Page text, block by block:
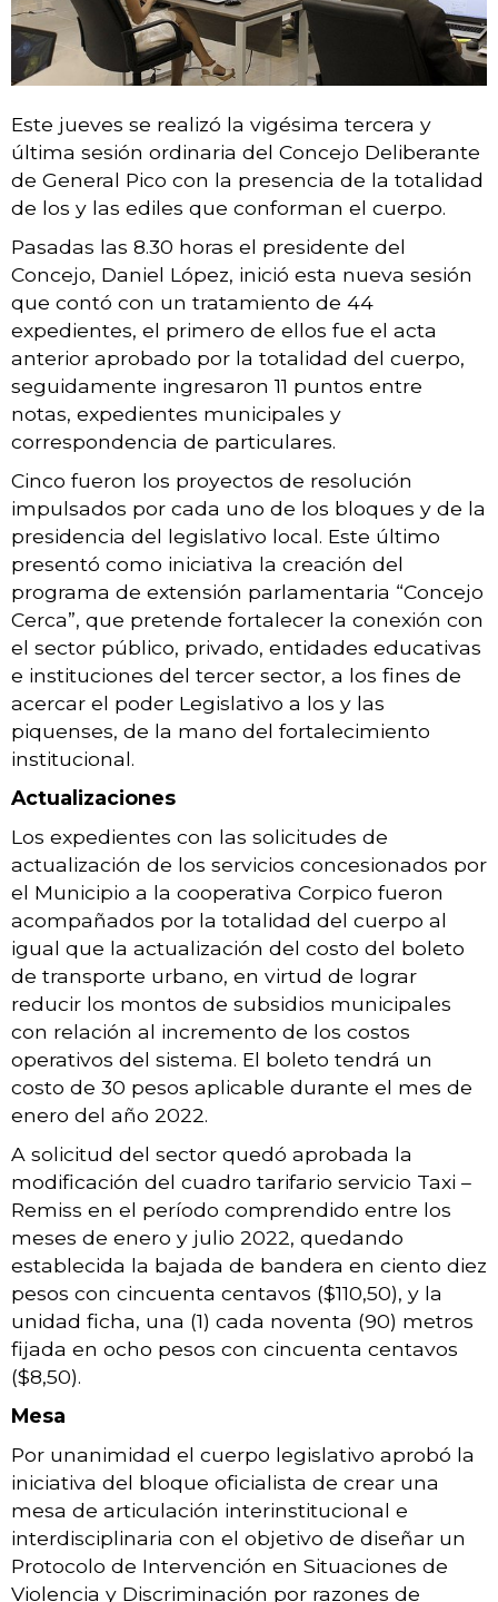
Este jueves se realizó la vigésima tercera y
última sesión ordinaria del Concejo Deliberante
de General Pico con la presencia de la totalidad
de los y las ediles que conforman el cuerpo.
Pasadas las 8.30 horas el presidente del
Concejo, Daniel López, inició esta nueva sesión
que contó con un tratamiento de 44
expedientes, el primero de ellos fue el acta
anterior aprobado por la totalidad del cuerpo,
seguidamente ingresaron 11 puntos entre
notas, expedientes municipales y
correspondencia de particulares.
Cinco fueron los proyectos de resolución
impulsados por cada uno de los bloques y de la
presidencia del legislativo local. Este último
presentó como iniciativa la creación del
programa de extensión parlamentaria “Concejo
Cerca”, que pretende fortalecer la conexión con
el sector público, privado, entidades educativas
e instituciones del tercer sector, a los fines de
acercar el poder Legislativo a los y las
piquenses, de la mano del fortalecimiento
institucional.
Actualizaciones
Los expedientes con las solicitudes de
actualización de los servicios concesionados por
el Municipio a la cooperativa Corpico fueron
acompañados por la totalidad del cuerpo al
igual que la actualización del costo del boleto
de transporte urbano, en virtud de lograr
reducir los montos de subsidios municipales
con relación al incremento de los costos
operativos del sistema. El boleto tendrá un
costo de 30 pesos aplicable durante el mes de
enero del año 2022.
A solicitud del sector quedó aprobada la
modificación del cuadro tarifario servicio Taxi –
Remiss en el período comprendido entre los
meses de enero y julio 2022, quedando
establecida la bajada de bandera en ciento diez
pesos con cincuenta centavos ($110,50), y la
unidad ficha, una (1) cada noventa (90) metros
fijada en ocho pesos con cincuenta centavos
($8,50).
Mesa
Por unanimidad el cuerpo legislativo aprobó la
iniciativa del bloque oficialista de crear una
mesa de articulación interinstitucional e
interdisciplinaria con el objetivo de diseñar un
Protocolo de Intervención en Situaciones de
Violencia y Discriminación por razones de